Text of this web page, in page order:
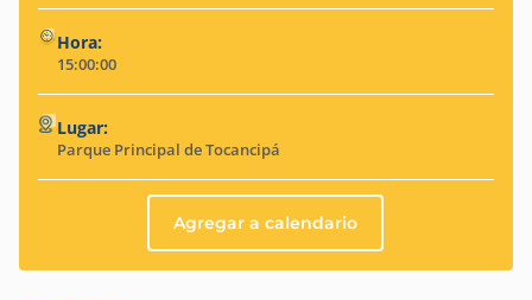
Hora:
15:00:00
Lugar:
Parque Principal de Tocancipá
Agregar a calendario